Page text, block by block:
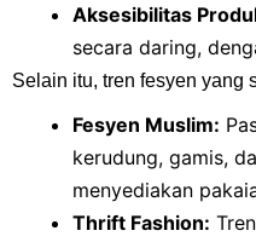
Aksesibilitas
secara daring,
Selain itu, tren fesyen yang
Fesyen Muslim:
kerudung, gamis,
menyediakan
Thrift Fashion: